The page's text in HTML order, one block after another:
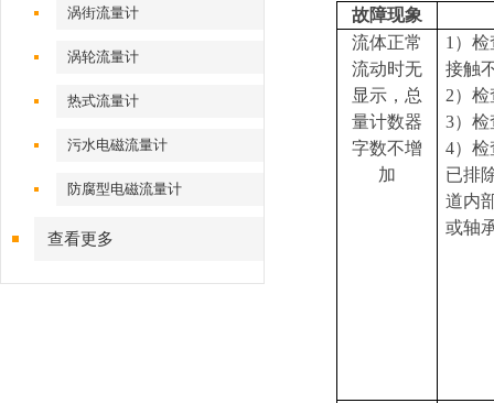
涡街流量计
涡轮流量计
热式流量计
污水电磁流量计
防腐型电磁流量计
查看更多
故障现象
流体正常
流动时无
显示，总
量计数器
字数不增
加
1 ）
接触
2）
3）
4）
已排
道内
或轴